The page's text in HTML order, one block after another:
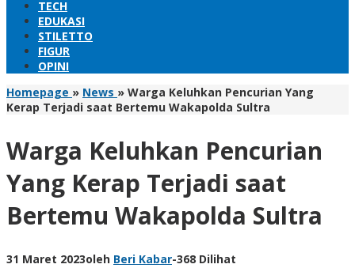
TECH
EDUKASI
STILETTO
FIGUR
OPINI
Homepage » News » Warga Keluhkan Pencurian Yang
Kerap Terjadi saat Bertemu Wakapolda Sultra
Warga Keluhkan Pencurian
Yang Kerap Terjadi saat
Bertemu Wakapolda Sultra
31 Maret 2023oleh Beri Kabar-368 Dilihat